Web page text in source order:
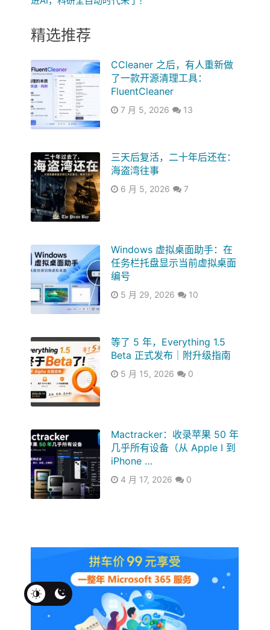
精选推荐
CCleaner 之后，有人重新做
了一款开源清理工具：
FluentCleaner
7 月 5, 2026 13
三天后复活，二十年后还在：
海盗湾往事
6 月 5, 2026 7
Windows 虚拟桌面助手：在
任务栏托盘显示当前虚拟桌面
编号
5 月 29, 2026 10
等了 5 年，Everything 1.5
Beta 正式发布｜附升级指南
5 月 15, 2026 0
Mactracker：收录苹果 50 年
几乎所有设备（从 Apple I 到
iPhone …
4 月 17, 2026 0